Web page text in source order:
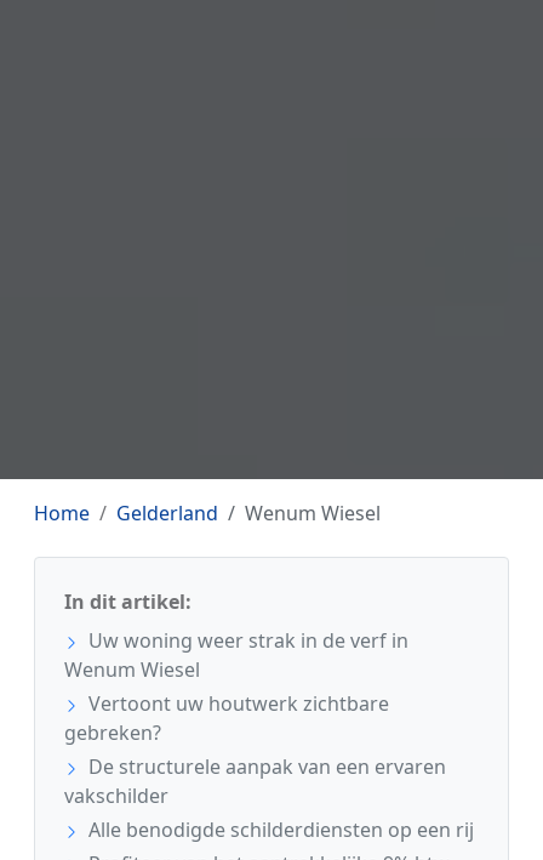
Home Gelderland Wenum Wiesel
In dit artikel:
Uw woning weer strak in de verf in
Wenum Wiesel
Vertoont uw houtwerk zichtbare
gebreken?
De structurele aanpak van een ervaren
vakschilder
Alle benodigde schilderdiensten op een rij